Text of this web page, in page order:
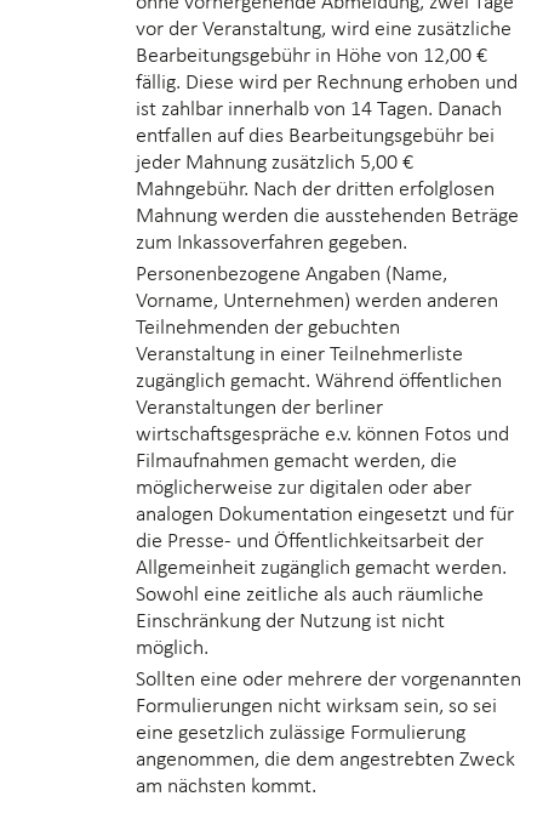
vor der Veranstaltung, wird eine zusätzliche
Bearbeitungsgebühr in Höhe von 12,00 €
fällig. Diese wird per Rechnung erhoben und
ist zahlbar innerhalb von 14 Tagen. Danach
entfallen auf dies Bearbeitungsgebühr bei
jeder Mahnung zusätzlich 5,00 €
Mahngebühr. Nach der dritten erfolglosen
Mahnung werden die ausstehenden Beträge
zum Inkassoverfahren gegeben.
Personenbezogene Angaben (Name,
Vorname, Unternehmen) werden anderen
Teilnehmenden der gebuchten
Veranstaltung in einer Teilnehmerliste
zugänglich gemacht. Während öffentlichen
Veranstaltungen der berliner
wirtschaftsgespräche e.v. können Fotos und
Filmaufnahmen gemacht werden, die
möglicherweise zur digitalen oder aber
analogen Dokumentation eingesetzt und für
die Presse- und Öffentlichkeitsarbeit der
Allgemeinheit zugänglich gemacht werden.
Sowohl eine zeitliche als auch räumliche
Einschränkung der Nutzung ist nicht
möglich.
Sollten eine oder mehrere der vorgenannten
Formulierungen nicht wirksam sein, so sei
eine gesetzlich zulässige Formulierung
angenommen, die dem angestrebten Zweck
am nächsten kommt.